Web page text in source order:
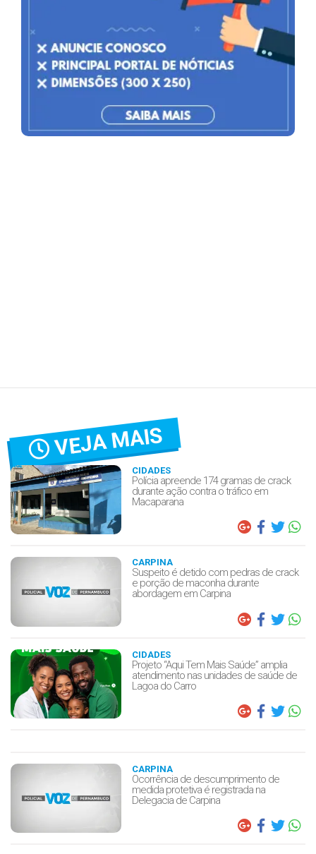
VEJA MAIS
CIDADES
Polícia apreende 174 gramas de crack
durante ação contra o tráfico em
Macaparana
CARPINA
Suspeito é detido com pedras de crack
e porção de maconha durante
abordagem em Carpina
CIDADES
Projeto “Aqui Tem Mais Saúde” amplia
atendimento nas unidades de saúde de
Lagoa do Carro
CARPINA
Ocorrência de descumprimento de
medida protetiva é registrada na
Delegacia de Carpina